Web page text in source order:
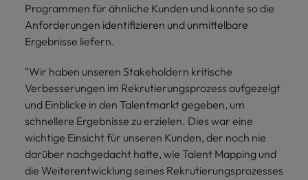
Programmen für ähnliche Kunden und konnte so die
Anforderungen identifizieren und unmittelbare
Ergebnisse liefern.
"Wir haben unseren Stakeholdern kritische
Verbesserungen im Rekrutierungsprozess aufgezeigt
und Einblicke in den Talentmarkt gegeben, um
schnellere Ergebnisse zu erzielen. Dies war eine
wichtige Einsicht für unseren Kunden, der noch nie
darüber nachgedacht hatte, wie Talent Mapping und
die Weiterentwicklung seines Rekrutierungsprozesses